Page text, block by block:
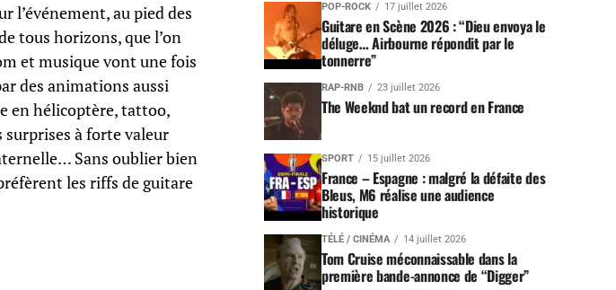
l’événement, au pied des
tous horizons, que l’on
et musique vont une fois
des animations aussi
en hélicoptère, tattoo,
surprises à forte valeur
Sans oublier bien
les riffs de guitare
POP-ROCK 17 juillet 2026
Guitare en Scène 2026 : “Dieu envoya le
déluge… Airbourne répondit par le
tonnerre”
RAP-RNB 23 juillet 2026
The Weeknd bat un record en France
SPORT 15 juillet 2026
France – Espagne : malgré la défaite des
Bleus, M6 réalise une audience
historique
TÉLÉ / CINÉMA 14 juillet 2026
Tom Cruise méconnaissable dans la
première bande-annonce de “Digger”